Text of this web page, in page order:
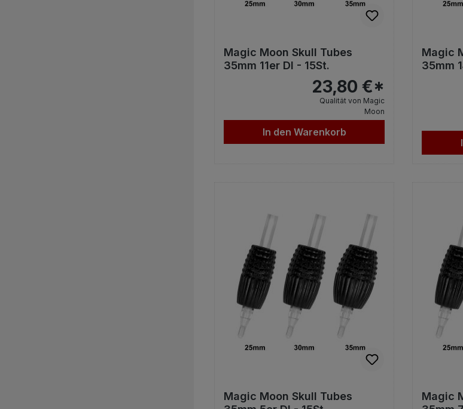
Magic Moon Skull Tubes
35mm 11er DI - 15St.
23,80 €*
Qualität von Magic
Moon
In den Warenkorb
Magic
35mm
Magic Moon Skull Tubes
Magic